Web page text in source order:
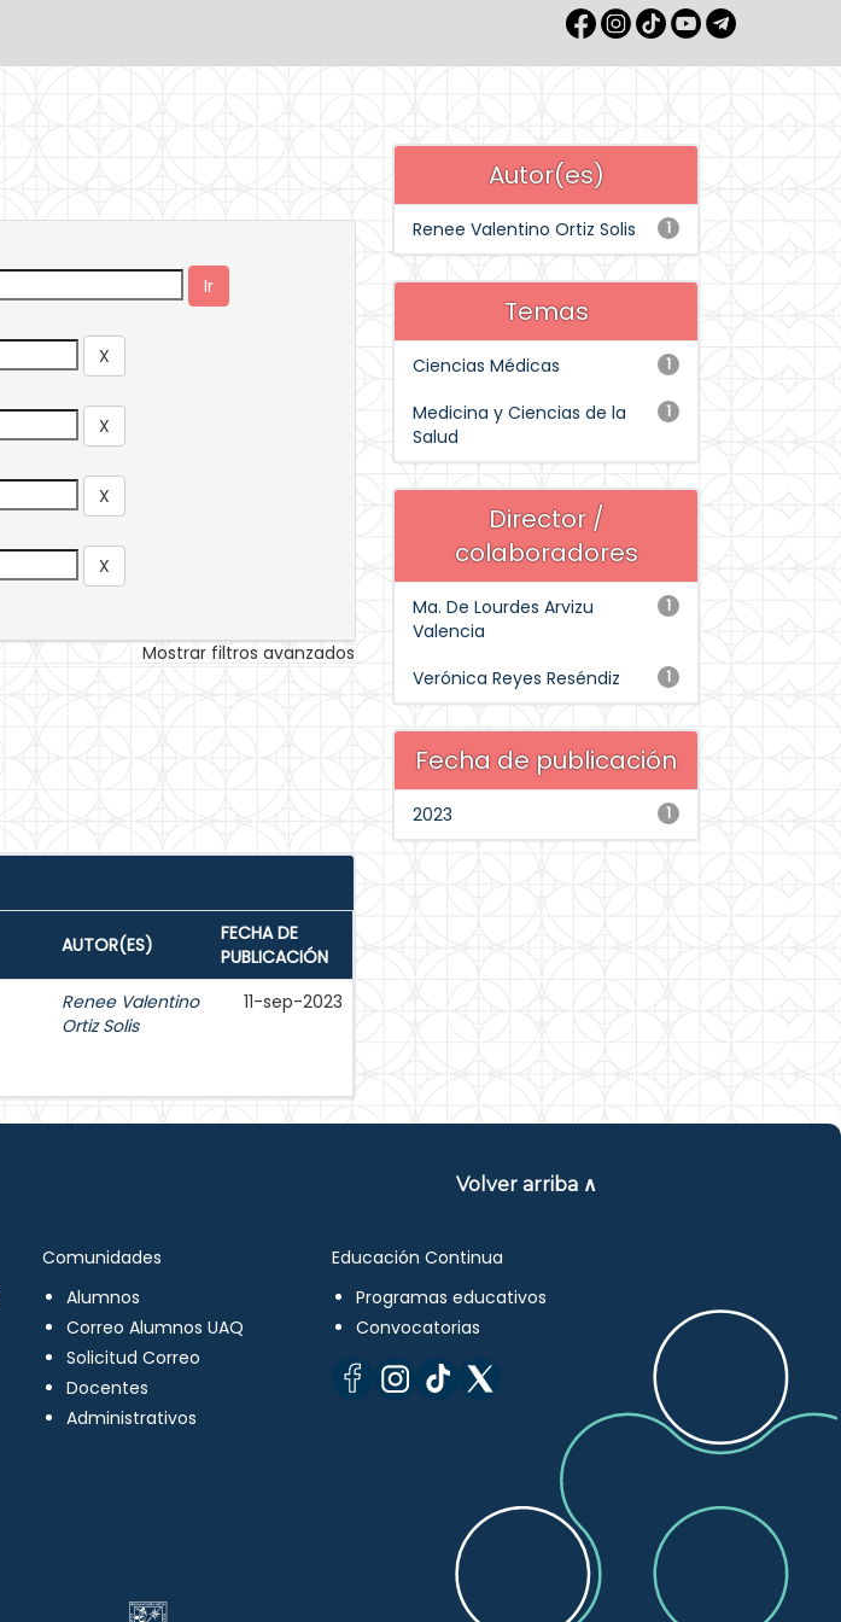
Mostrar filtros avanzados
AUTOR(ES)
FECHA DE
PUBLICACIÓN
Renee Valentino
Ortiz Solis
11-sep-2023
Autor(es)
1
Renee Valentino Ortiz Solis
Temas
1
Ciencias Médicas
1
Medicina y Ciencias de la
Salud
Director /
colaboradores
1
Ma. De Lourdes Arvizu
Valencia
1
Verónica Reyes Reséndiz
Fecha de publicación
1
2023
Volver arriba ∧
Comunidades
Alumnos
Correo Alumnos UAQ
Solicitud Correo
Docentes
Administrativos
Educación Continua
Programas educativos
Convocatorias